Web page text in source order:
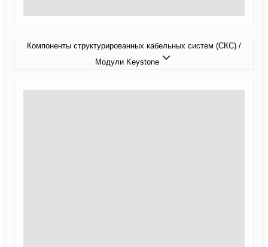
Компоненты структурированных кабельных систем (СКС) /
Модули Keystone